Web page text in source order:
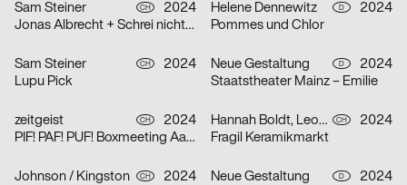
Sam Steiner CH
2024
Jonas Albrecht + Schrei nicht so Orkestra
Helene Dennewitz D
2024
Pommes und Chlor
Sam Steiner CH
2024
Lupu Pick
Neue Gestaltung D
2024
Staatstheater Mainz – Emilie
zeitgeist CH
2024
PIF! PAF! PUF! Boxmeeting Aarau
Hannah Boldt, Leonie Felber CH
2024
Fragil Keramikmarkt
Johnson / Kingston CH
2024
Neue Gestaltung D
2024